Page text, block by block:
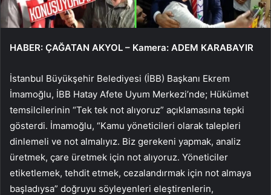
HABER: ÇAĞATAN AKYOL – Kamera: ADEM KARABAYIR
İstanbul Büyükşehir Belediyesi (İBB) Başkanı Ekrem
İmamoğlu, İBB Hatay Afete Uyum Merkezi’nde; Hükümet
temsilcilerinin “Tek tek not alıyoruz” açıklamasına tepki
gösterdi. İmamoğlu, “Kamu yöneticileri olarak talepleri
dinlemeli ve not almalıyız. Biz gerekeni yapmak, analiz
üretmek, çare üretmek için not alıyoruz. Yöneticiler
etiketlemek, tehdit etmek, cezalandırmak için not almaya
başladıysa” doğruyu söyleyenleri eleştirenlerin,